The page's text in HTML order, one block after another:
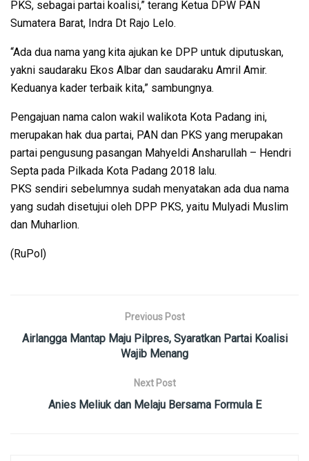
PKS, sebagai partai koalisi,” terang Ketua DPW PAN
Sumatera Barat, Indra Dt Rajo Lelo.
“Ada dua nama yang kita ajukan ke DPP untuk diputuskan,
yakni saudaraku Ekos Albar dan saudaraku Amril Amir.
Keduanya kader terbaik kita,” sambungnya.
Pengajuan nama calon wakil walikota Kota Padang ini,
merupakan hak dua partai, PAN dan PKS yang merupakan
partai pengusung pasangan Mahyeldi Ansharullah – Hendri
Septa pada Pilkada Kota Padang 2018 lalu.
PKS sendiri sebelumnya sudah menyatakan ada dua nama
yang sudah disetujui oleh DPP PKS, yaitu Mulyadi Muslim
dan Muharlion.
(RuPol)
Previous Post
Airlangga Mantap Maju Pilpres, Syaratkan Partai Koalisi
Wajib Menang
Next Post
Anies Meliuk dan Melaju Bersama Formula E